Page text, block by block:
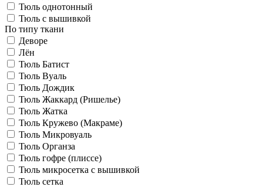
Тюль однотонный
Тюль с вышивкой
По типу ткани
Деворе
Лён
Тюль Батист
Тюль Вуаль
Тюль Дождик
Тюль Жаккард (Ришелье)
Тюль Жатка
Тюль Кружево (Макраме)
Тюль Микровуаль
Тюль Органза
Тюль гофре (плиссе)
Тюль микросетка с вышивкой
Тюль сетка